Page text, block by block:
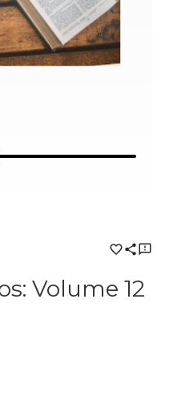
Volume 12